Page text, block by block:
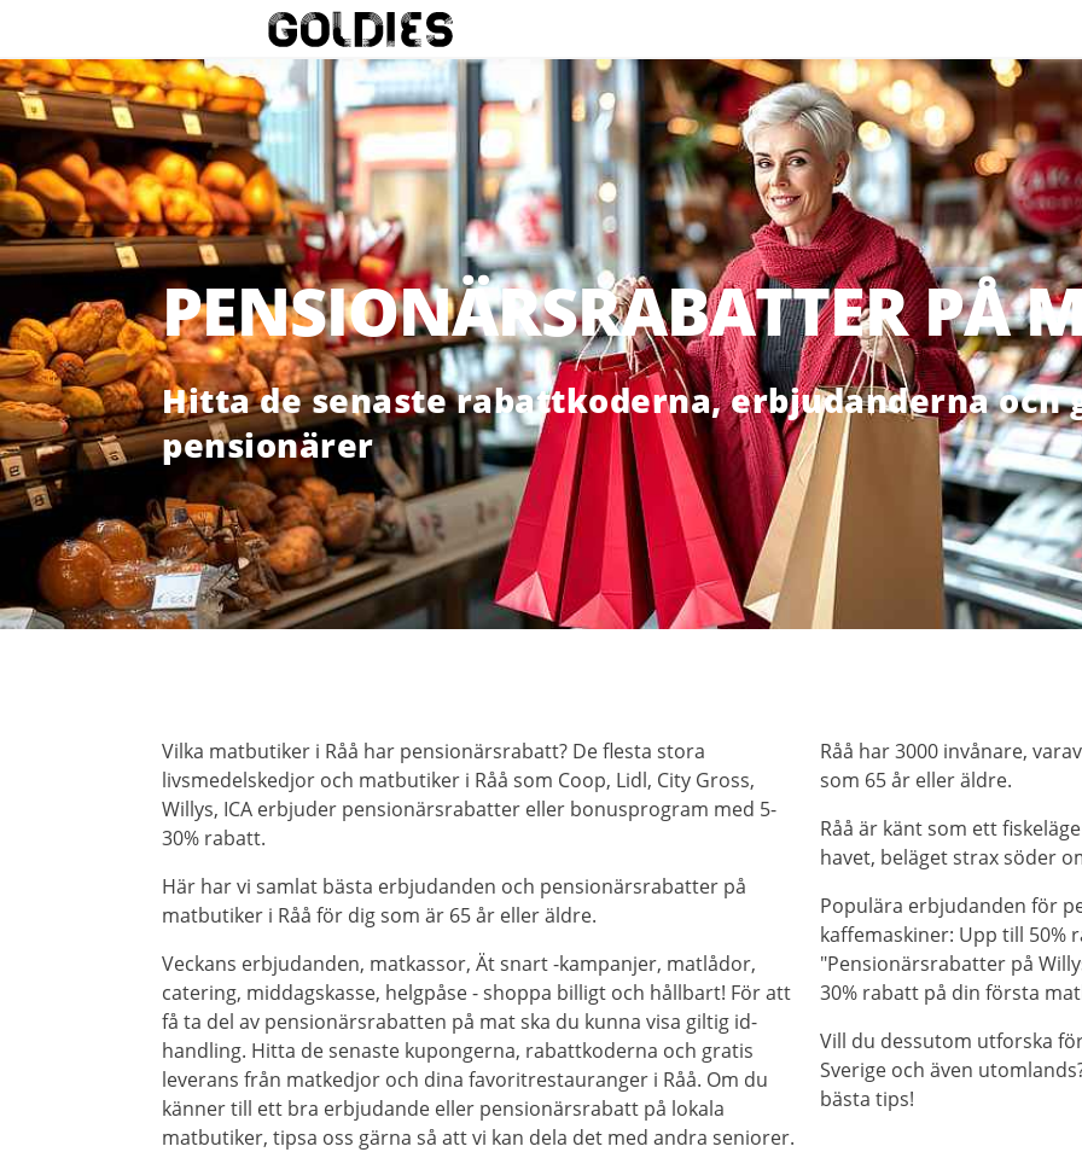
PENSIONÄRSRABATTER PÅ
Hitta de senaste rabattkoderna, erbjudanderna och
pensionärer
Vilka matbutiker i Råå har pensionärsrabatt? De flesta stora
livsmedelskedjor och matbutiker i Råå som Coop, Lidl, City Gross,
Willys, ICA erbjuder pensionärsrabatter eller bonusprogram med 5-
30% rabatt.
Här har vi samlat bästa erbjudanden och pensionärsrabatter på
matbutiker i Råå för dig som är 65 år eller äldre.
Veckans erbjudanden, matkassor, Ät snart -kampanjer, matlådor,
catering, middagskasse, helgpåse - shoppa billigt och hållbart! För att
få ta del av pensionärsrabatten på mat ska du kunna visa giltig id-
handling. Hitta de senaste kupongerna, rabattkoderna och gratis
leverans från matkedjor och dina favoritrestauranger i Råå. Om du
känner till ett bra erbjudande eller pensionärsrabatt på lokala
matbutiker, tipsa oss gärna så att vi kan dela det med andra seniorer.
Råå har 3000 invånare,
som 65 år eller äldre.
Råå är känt som ett
havet, beläget strax söder
Populära erbjudanden för
kaffemaskiner: Upp till 50%
"Pensionärsrabatter på
30% rabatt på din första
Vill du dessutom utforska
Sverige och även
bästa tips!